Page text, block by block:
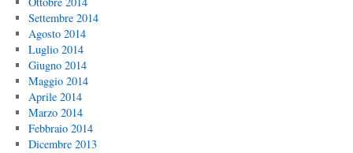
Settembre 2014
Agosto 2014
Luglio 2014
Giugno 2014
Maggio 2014
Aprile 2014
Marzo 2014
Febbraio 2014
Dicembre 2013